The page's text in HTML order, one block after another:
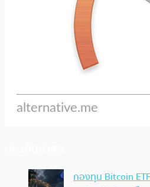
กองทุน Bitcoin